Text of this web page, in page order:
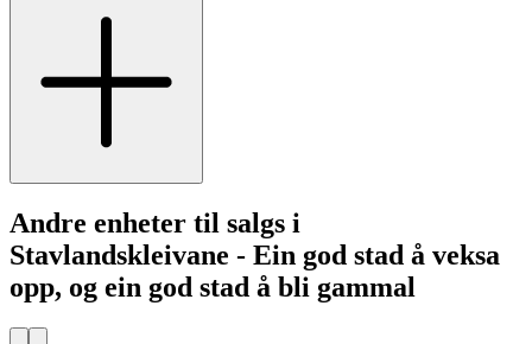
Andre enheter til salgs i
Stavlandskleivane - Ein god stad å veksa
opp, og ein god stad å bli gammal